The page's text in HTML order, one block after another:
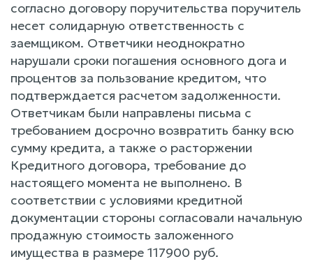
согласно договору поручительства поручитель
несет солидарную ответственность с
заемщиком. Ответчики неоднократно
нарушали сроки погашения основного дога и
процентов за пользование кредитом, что
подтверждается расчетом задолженности.
Ответчикам были направлены письма с
требованием досрочно возвратить банку всю
сумму кредита, а также о расторжении
Кредитного договора, требование до
настоящего момента не выполнено. В
соответствии с условиями кредитной
документации стороны согласовали начальную
продажную стоимость заложенного
имущества в размере 117900 руб.